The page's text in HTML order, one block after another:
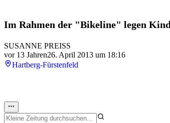
Im Rahmen der "Bikeline" legen
SUSANNE PREISS
vor 13 Jahren26. April 2013 um 18:16
Hartberg-Fürstenfeld